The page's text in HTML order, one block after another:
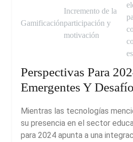
Gamificación
Incremento de la
participación y
motivación
Perspectivas Para
Emergentes Y
Mientras las tecnologías
su presencia en el sector
para 2024 apunta a una